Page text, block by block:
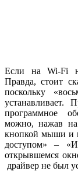
Если на Wi-Fi
Правда, стоит
поскольку
программное
можно, нажав на
кнопкой мыши и
доступом» –
открывшемся
драйвер не был